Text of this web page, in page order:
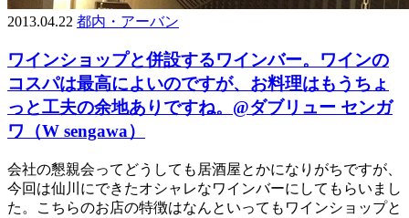
2013.04.22 都内・アーバン
ワインショップと併設するワインバー。ワインの
コスパは最高によいのですが、お料理はもうちょ
っと工夫の余地ありですね。@ダブリュー センガ
ワ（W sengawa）
会社の懇親会ってどうしても居酒屋とかになりがちですが、
今回は仙川にできたオシャレなワインバーにしてもらいまし
た。こちらのお店の特徴はなんといってもワインショップと